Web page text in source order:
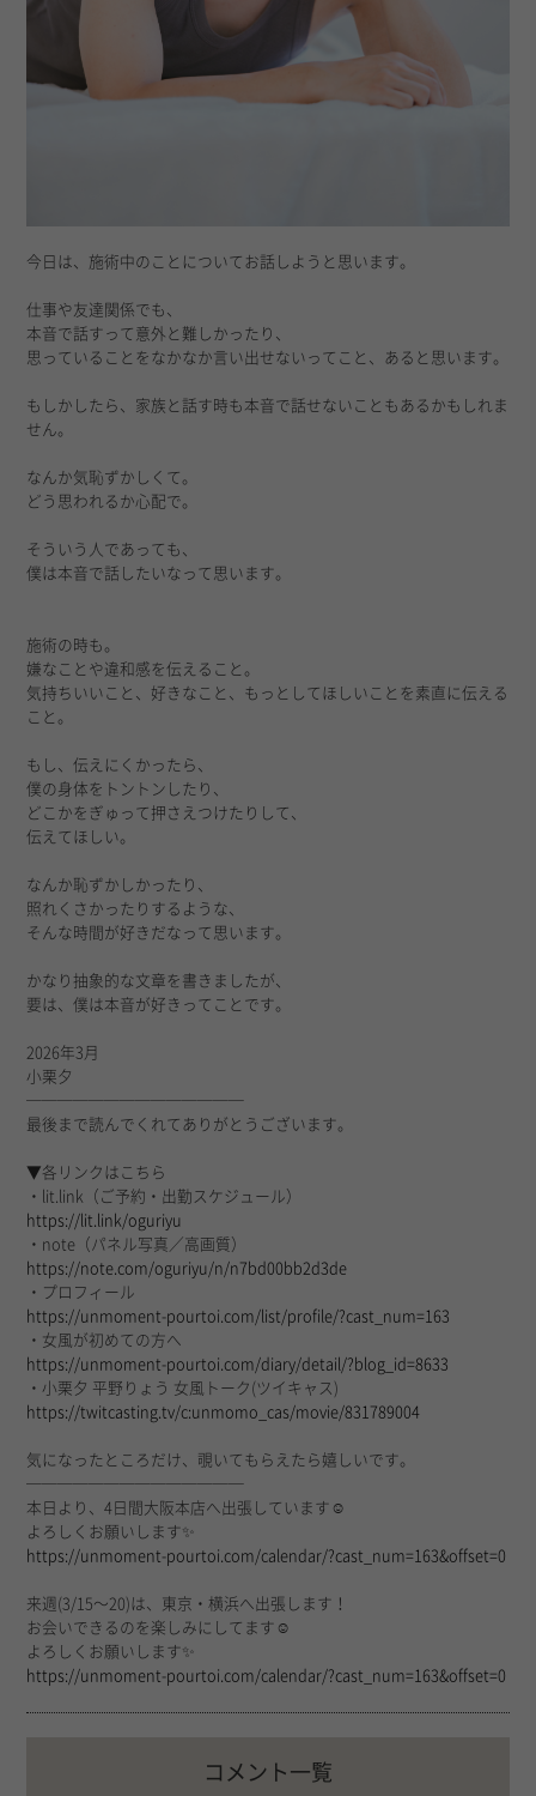
今日は、施術中のことについてお話しようと思います。
仕事や友達関係でも、
本音で話すって意外と難しかったり、
思っていることをなかなか言い出せないってこと、あると思います。
もしかしたら、家族と話す時も本音で話せないこともあるかもしれま
せん。
なんか気恥ずかしくて。
どう思われるか心配で。
そういう人であっても、
僕は本音で話したいなって思います。
施術の時も。
嫌なことや違和感を伝えること。
気持ちいいこと、好きなこと、もっとしてほしいことを素直に伝える
こと。
もし、伝えにくかったら、
僕の身体をトントンしたり、
どこかをぎゅって押さえつけたりして、
伝えてほしい。
なんか恥ずかしかったり、
照れくさかったりするような、
そんな時間が好きだなって思います。
かなり抽象的な文章を書きましたが、
要は、僕は本音が好きってことです。
2026年3月
小栗夕
──────────────
最後まで読んでくれてありがとうございます。
▼各リンクはこちら
・lit.link（ご予約・出勤スケジュール）
https://lit.link/oguriyu
・note（パネル写真／高画質）
https://note.com/oguriyu/n/n7bd00bb2d3de
・プロフィール
https://unmoment-pourtoi.com/list/profile/?cast_num=163
・女風が初めての方へ
https://unmoment-pourtoi.com/diary/detail/?blog_id=8633
・小栗夕 平野りょう 女風トーク(ツイキャス)
https://twitcasting.tv/c:unmomo_cas/movie/831789004
気になったところだけ、覗いてもらえたら嬉しいです。
──────────────
本日より、4日間大阪本店へ出張しています☺️
よろしくお願いします✨
https://unmoment-pourtoi.com/calendar/?cast_num=163&offset=0
来週(3/15〜20)は、東京・横浜へ出張します！
お会いできるのを楽しみにしてます☺️
よろしくお願いします✨
https://unmoment-pourtoi.com/calendar/?cast_num=163&offset=0
コメント一覧